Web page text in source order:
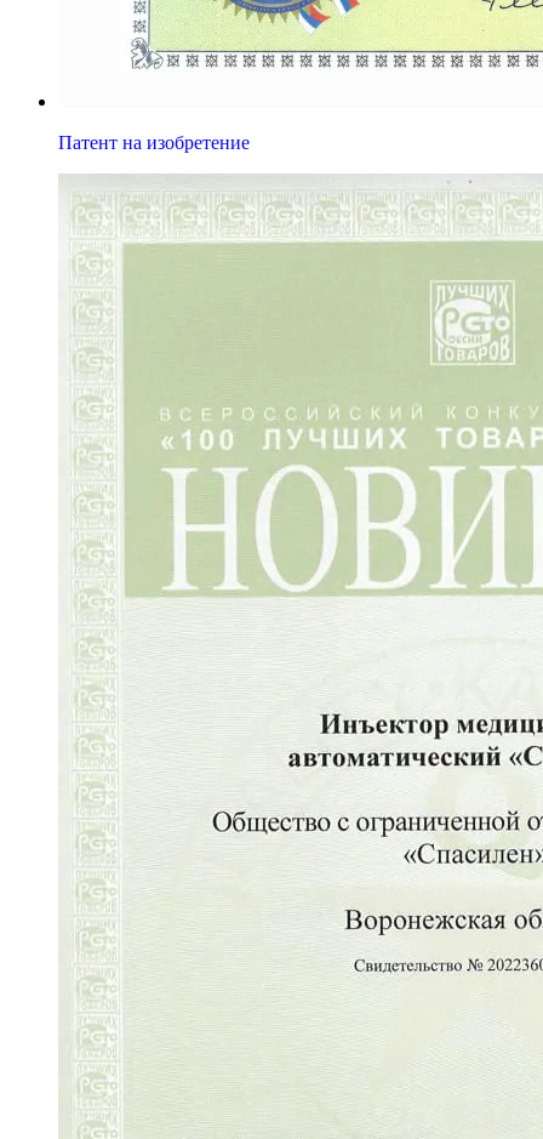
Патент на изобретение